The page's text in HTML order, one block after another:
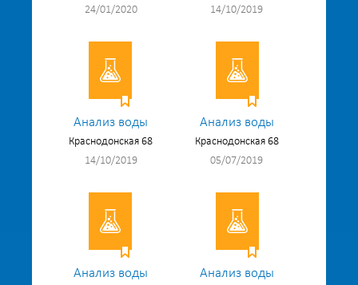
24/01/2020
14/10/2019
Анализ воды
Краснодонская 68
14/10/2019
Анализ воды
Краснодонская 68
05/07/2019
Анализ воды Анализ воды